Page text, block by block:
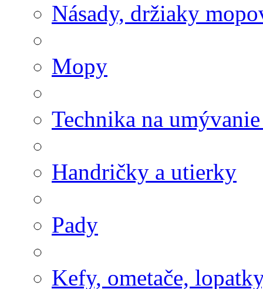
Násady, držiaky
Mopy
Technika na
Handričky a utierky
Pady
Kefy, ometače,